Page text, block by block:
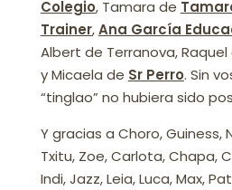
Colegio, Tamara de
Trainer,Ana García
Albert de Terranova, Raquel
y Micaela de Sr Perro. Sin
“tinglao” no hubiera sido
Y gracias a Choro, Guiness,
Txitu, Zoe, Carlota, Chapa,
Indi, Jazz, Leia, Luca, Max,